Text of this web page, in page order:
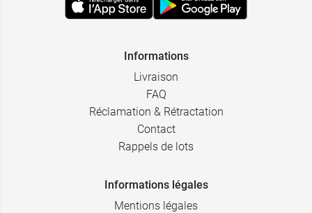
Informations
Livraison
FAQ
Réclamation & Rétractation
Contact
Rappels de lots
Informations légales
Mentions légales